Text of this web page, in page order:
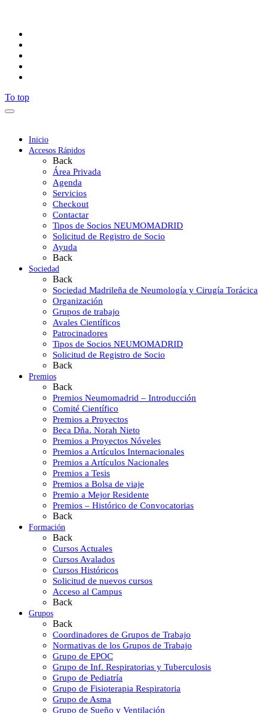
To top
Inicio
Accesos Rápidos
Back
Área Privada
Agenda
Servicios
Checkout
Contactar
Tipos de Socios NEUMOMADRID
Solicitud de Registro de Socio
Ayuda
Back
Sociedad
Back
Sociedad Madrileña de Neumología y Cirugía Torácica
Organización
Grupos de trabajo
Avales Científicos
Patrocinadores
Tipos de Socios NEUMOMADRID
Solicitud de Registro de Socio
Back
Premios
Back
Premios Neumomadrid – Introducción
Comité Científico
Premios a Proyectos
Beca Dña. Norah Nieto
Premios a Proyectos Nóveles
Premios a Artículos Internacionales
Premios a Artículos Nacionales
Premios a Tesis
Premios a Bolsa de viaje
Premio a Mejor Residente
Premios – Histórico de Convocatorias
Back
Formación
Back
Cursos Actuales
Cursos Avalados
Cursos Históricos
Solicitud de nuevos cursos
Acceso al Campus
Back
Grupos
Back
Coordinadores de Grupos de Trabajo
Normativas de los Grupos de Trabajo
Grupo de EPOC
Grupo de Inf. Respiratorias y Tuberculosis
Grupo de Pediatría
Grupo de Fisioterapia Respiratoria
Grupo de Asma
Grupo de Sueño y Ventilación